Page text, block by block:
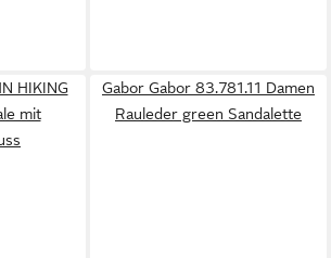
HIKING
mit
Gabor Gabor 83.781.11 Damen
Rauleder green Sandalette